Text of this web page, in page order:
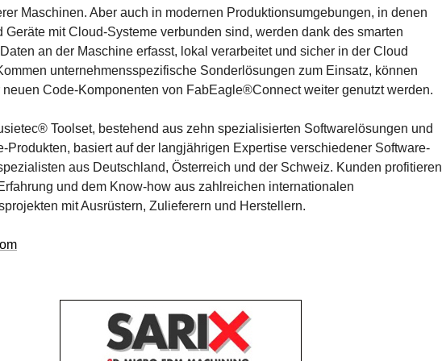
Maschinen. Aber auch in modernen Produktionsumgebungen, in denen
Geräte mit Cloud-Systeme verbunden sind, werden dank des smarten
an der Maschine erfasst, lokal verarbeitet und sicher in der Cloud
unternehmensspezifische Sonderlösungen zum Einsatz, können
Code-Komponenten von FabEagle®Connect weiter genutzt werden.
Toolset, bestehend aus zehn spezialisierten Softwarelösungen und
Produkten, basiert auf der langjährigen Expertise verschiedener Software-
aus Deutschland, Österreich und der Schweiz. Kunden profitieren
und dem Know-how aus zahlreichen internationalen
mit Ausrüstern, Zulieferern und Herstellern.